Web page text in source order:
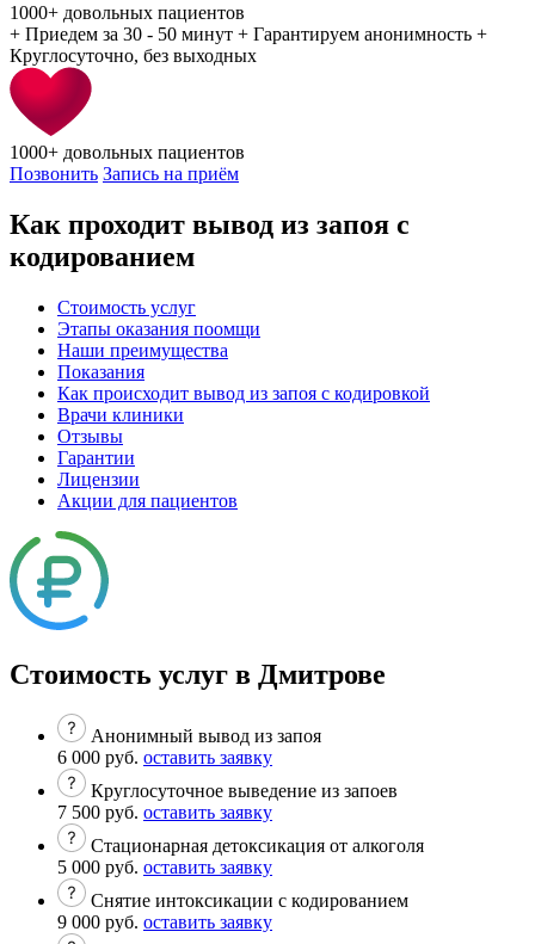
1000+ довольных пациентов
+ Приедем за 30 - 50 минут + Гарантируем анонимность +
Круглосуточно, без выходных
1000+ довольных пациентов
Позвонить Запись на приём
Как проходит вывод из запоя с
кодированием
Стоимость услуг
Этапы оказания поомщи
Наши преимущества
Показания
Как происходит вывод из запоя с кодировкой
Врачи клиники
Отзывы
Гарантии
Лицензии
Акции для пациентов
Стоимость услуг в Дмитрове
Анонимный вывод из запоя
6 000 руб. оставить заявку
Круглосуточное выведение из запоев
7 500 руб. оставить заявку
Стационарная детоксикация от алкоголя
5 000 руб. оставить заявку
Снятие интоксикации с кодированием
9 000 руб. оставить заявку